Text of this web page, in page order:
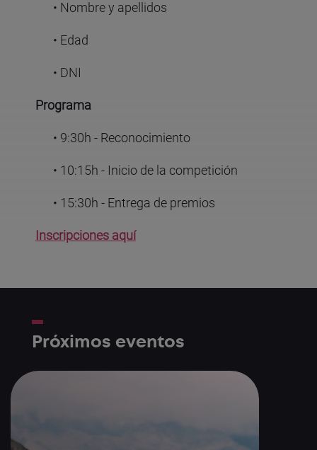
• Nombre y apellidos
• Edad
• DNI
Programa
• 9:30h - Reconocimiento
• 10:15h - Inicio de la competición
• 15:30h - Entrega de premios
Inscripciones aquí
Próximos eventos